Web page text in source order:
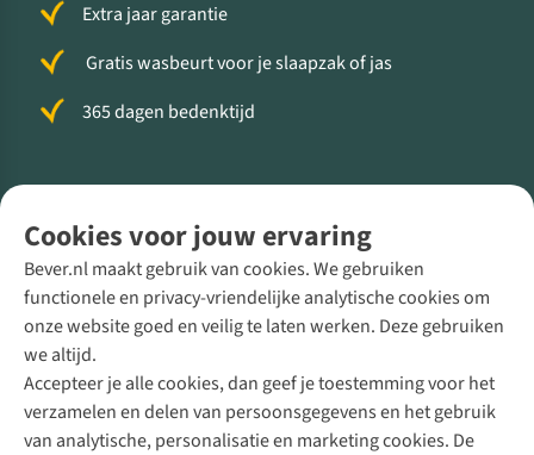
Cookies voor jouw ervaring
Bever.nl maakt gebruik van cookies. We gebruiken
functionele en privacy-vriendelijke analytische cookies om
onze website goed en veilig te laten werken. Deze gebruiken
we altijd.
Accepteer je alle cookies, dan geef je toestemming voor het
verzamelen en delen van persoonsgegevens en het gebruik
van analytische, personalisatie en marketing cookies. De
Extra jaar garantie
Gratis wasbeurt voor je slaapzak of jas
365 dagen bedenktijd
Direct advies van een Buitenexpert
+31 (0)85 888 50 88
+31 6 12 28 49 80